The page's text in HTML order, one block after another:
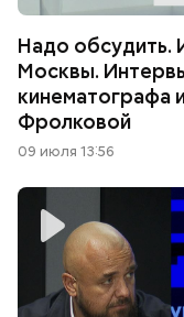
Надо обсудить.
Москвы.
кинематографа
Фролковой
09 июля 13:56